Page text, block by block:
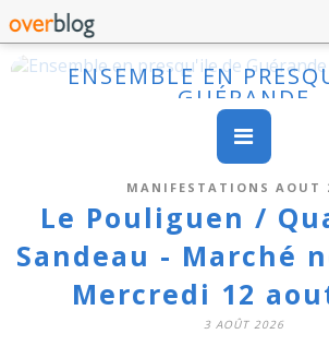
ENSEMBLE EN
GUÉRANDE
MANIFESTATIONS AOUT
Le Pouliguen /
Sandeau - Marché
Mercredi 12
3 AOÛT 2026